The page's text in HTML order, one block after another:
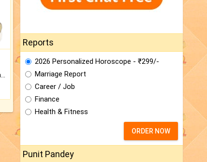
Keep Your Place Holy with Jadi.
Reports
2026 Personalized Horoscope - ₹299/-
Marriage Report
Career / Job
Finance
Health & Fitness
ORDER NOW
Punit Pandey